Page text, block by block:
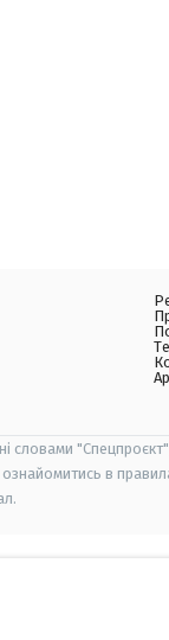
словами
в